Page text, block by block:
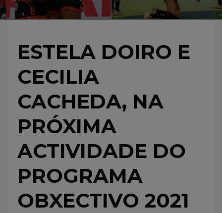
ESTELA DOIRO E
CECILIA
CACHEDA, NA
PRÓXIMA
ACTIVIDADE DO
PROGRAMA
OBXECTIVO 2021